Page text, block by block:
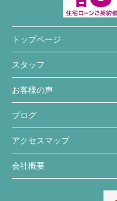
トップページ
スタッフ
お客様の声
ブログ
アクセスマップ
会社概要